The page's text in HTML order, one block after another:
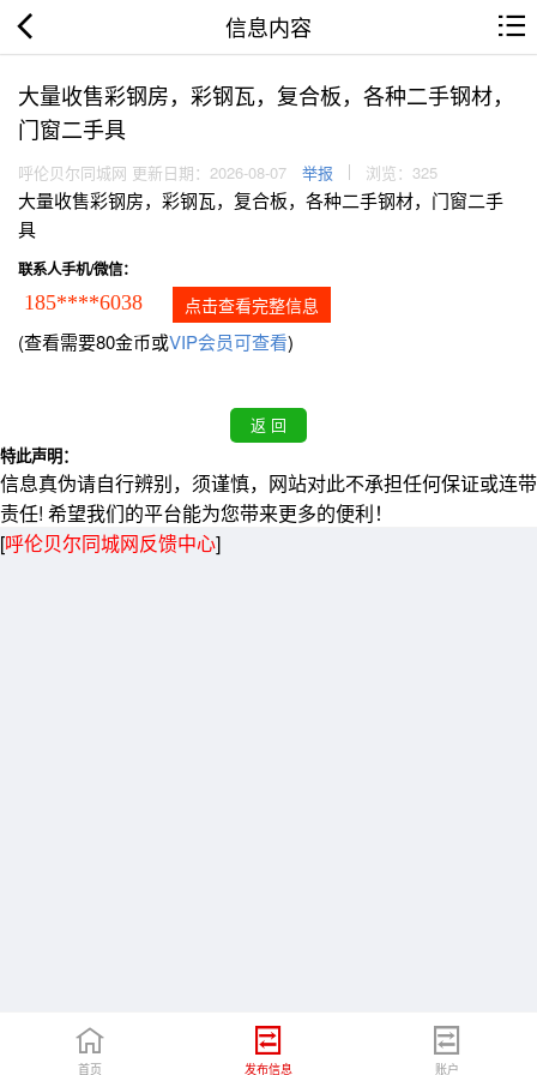
信息内容
大量收售彩钢房，彩钢瓦，复合板，各种二手钢材，
门窗二手具
呼伦贝尔同城网 更新日期：2026-08-07 举报 浏览：325
大量收售彩钢房，彩钢瓦，复合板，各种二手钢材，门窗二手
具
联系人手机/微信：
185****6038 点击查看完整信息
(查看需要80金币或VIP会员可查看)
特此声明：
信息真伪请自行辨别，须谨慎，网站对此不承担任何保证或连带
责任! 希望我们的平台能为您带来更多的便利！
[呼伦贝尔同城网反馈中心]
首页 发布信息 账户